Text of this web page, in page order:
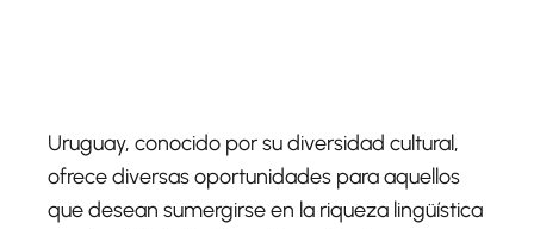
Uruguay, conocido por su diversidad cultural,
ofrece diversas oportunidades para aquellos
que desean sumergirse en la riqueza lingüística